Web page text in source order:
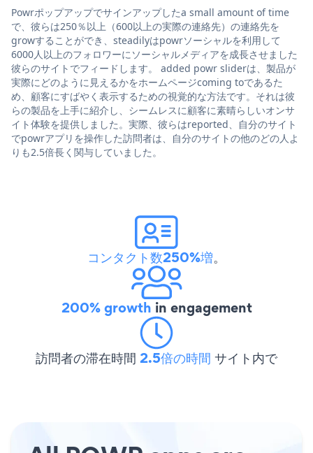
Powrポップアップでサインアップしたa small amount of time
で、彼らは250％以上（600以上の実際の連絡先）の連絡先を
growすることができ、steadilyはpowrソーシャルを利用して
6000人以上のフォロワーにソーシャルメディアを成長させました
彼らのサイトでフィードします。 added powr sliderは、製品が
実際にどのように見えるかをホームページcoming toであるた
め、顧客にすばやく表示するための視覚的な方法です。それは彼
らの製品を上手に紹介し、シームレスに顧客に素晴らしいオンサ
イト体験を提供しました。実際、彼らはreported、自分のサイト
でpowrアプリを操作した訪問者は、自分のサイトの他のどの人よ
りも2.5倍長く関与していました。
コンタクト数250%増。
200% growth in engagement
訪問者の滞在時間 2.5倍の時間 サイト内で